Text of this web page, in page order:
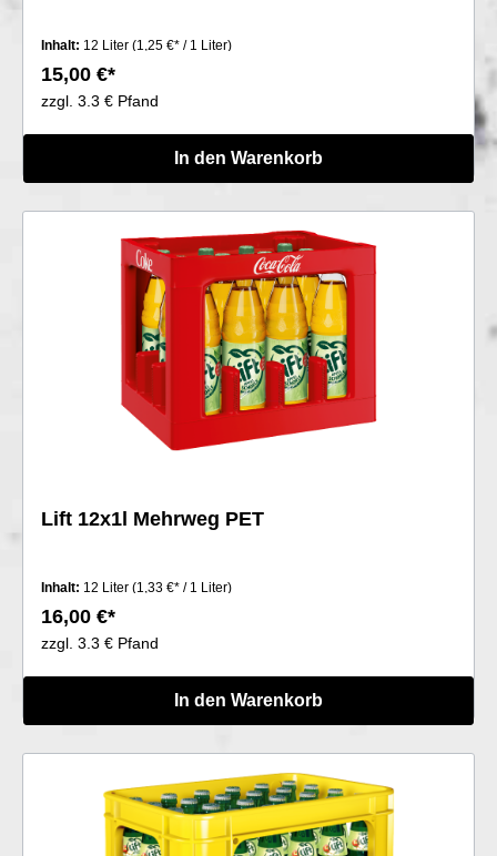
Inhalt: 12 Liter (1,25 €* / 1 Liter)
15,00 €*
zzgl. 3.3 € Pfand
In den Warenkorb
Lift 12x1l Mehrweg PET
Inhalt: 12 Liter (1,33 €* / 1 Liter)
16,00 €*
zzgl. 3.3 € Pfand
In den Warenkorb